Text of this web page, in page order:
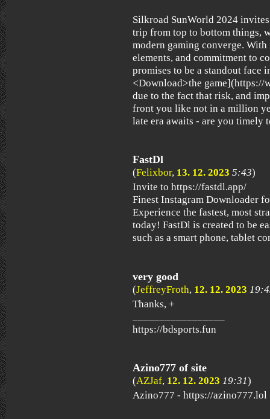
Silkroad SunWorld 2024
trip from top to bottom things,
modern gaming converge.
elements, and commitment to
promises to be a standout face
<Download>the game](https://
due to the fact that risk, and
front you like not in a million
late era awaits - are you timely
FastDl
(Felixbor, 13. 12. 2023 5:43)
Invite to https://fastdl.app/
Finest Instagram Downloader
Experience the fastest, most
today! FastDl is created to be
such as a smart phone, tablet
very good
(JeffreyFroth, 12. 12. 2023
Thanks, +
https://bdsports.fun
Azino777 of site
(AZJaf, 12. 12. 2023 19:31)
Azino777 - https://azino777.lol